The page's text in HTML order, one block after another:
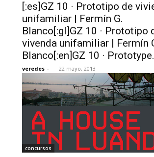
[:es]GZ 10 · Prototipo de
unifamiliar | Fermín G.
Blanco[:gl]GZ 10 · Prototipo
vivenda unifamiliar | Fermín
Blanco[:en]GZ 10 ·
veredes - 22 mayo, 2013
concursos